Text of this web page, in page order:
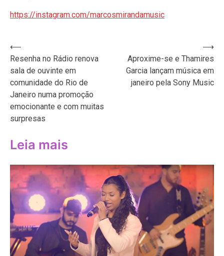
https://instagram.com/marcosmirandamusic
Navegação
de
Post
⟵
Resenha no Rádio renova
sala de ouvinte em
comunidade do Rio de
Janeiro numa promoção
emocionante e com muitas
surpresas
Aproxime-se e Thamires
Garcia lançam música em
janeiro pela Sony Music
⟶
Leia mais